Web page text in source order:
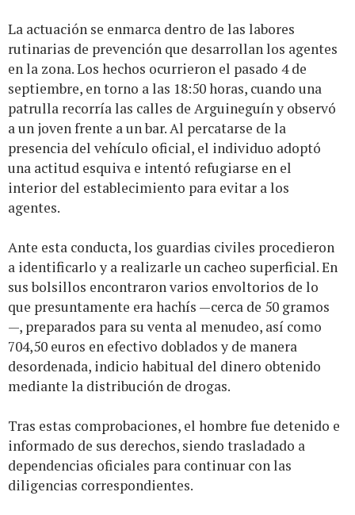
La actuación se enmarca dentro de las labores
rutinarias de prevención que desarrollan los agentes
en la zona. Los hechos ocurrieron el pasado 4 de
septiembre, en torno a las 18:50 horas, cuando una
patrulla recorría las calles de Arguineguín y observó
a un joven frente a un bar. Al percatarse de la
presencia del vehículo oficial, el individuo adoptó
una actitud esquiva e intentó refugiarse en el
interior del establecimiento para evitar a los
agentes.
Ante esta conducta, los guardias civiles procedieron
a identificarlo y a realizarle un cacheo superficial. En
sus bolsillos encontraron varios envoltorios de lo
que presuntamente era hachís —cerca de 50 gramos
—, preparados para su venta al menudeo, así como
704,50 euros en efectivo doblados y de manera
desordenada, indicio habitual del dinero obtenido
mediante la distribución de drogas.
Tras estas comprobaciones, el hombre fue detenido e
informado de sus derechos, siendo trasladado a
dependencias oficiales para continuar con las
diligencias correspondientes.